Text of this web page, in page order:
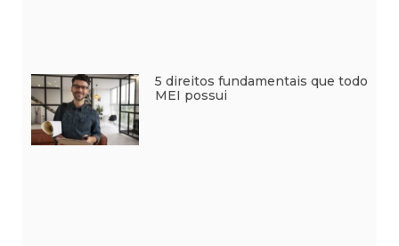
5 direitos fundamentais que todo
MEI possui